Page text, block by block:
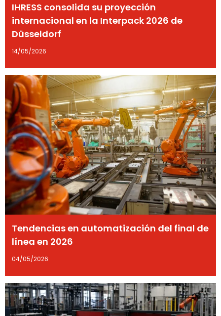
IHRESS consolida su proyección
internacional en la Interpack 2026 de
Düsseldorf
14/05/2026
Tendencias en automatización del final de
línea en 2026
04/05/2026